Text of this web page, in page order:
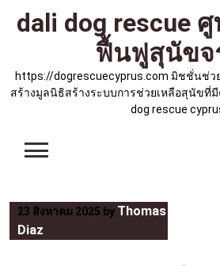
dali dog rescue
ฟื้นฟูสุนัขจ
https://dogrescuecyprus.com มิชชั่นช่
สร้างมูลนิธิสร้างระบบการช่วยเหลือสุนัขที่
dog rescue
23 สิงหาคม 2025 by Thomas
Diaz